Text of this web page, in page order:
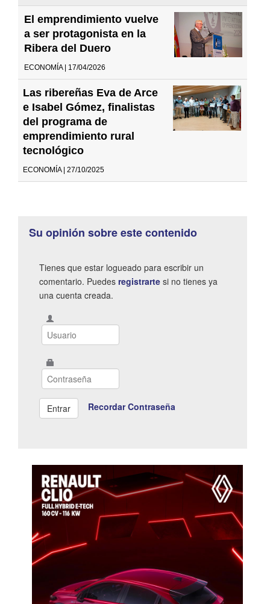
El emprendimiento vuelve
a ser protagonista en la
Ribera del Duero
ECONOMÍA | 17/04/2026
Las ribereñas Eva de Arce
e Isabel Gómez, finalistas
del programa de
emprendimiento rural
tecnológico
ECONOMÍA | 27/10/2025
Su opinión sobre este contenido
Tienes que estar logueado para escribir un
comentario. Puedes registrarte si no tienes ya
una cuenta creada.
Recordar Contraseña